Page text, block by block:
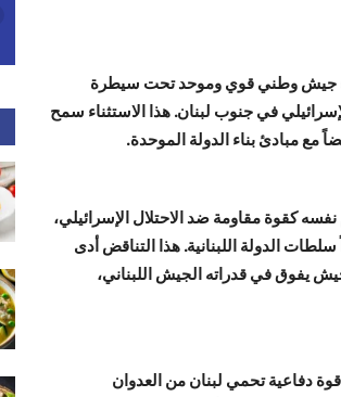
جيش وطني قوي وموحد تحت سيطرة
في جنوب لبنان. هذا الاستثناء سمح
مع مبادئ بناء الدولة الموحدة.
كقوة مقاومة ضد الاحتلال الإسرائيلي،
الدولة اللبنانية. هذا التناقض أدى
يفوق في قدراته الجيش اللبناني،
قوة دفاعية تحمي لبنان من العدوان